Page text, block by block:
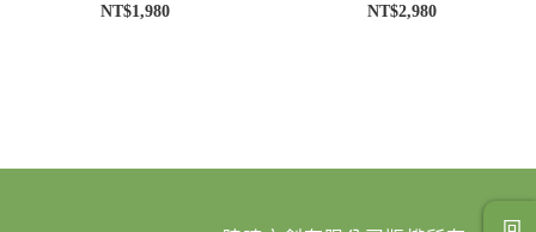
NT$1,980 NT$2,980